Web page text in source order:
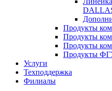
Продукты
Продукты
Продукты
Продукты
Услуги
Техподдержка
Филиалы